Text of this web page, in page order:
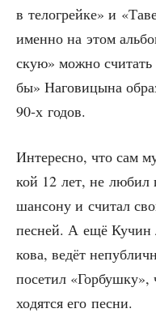
в тело­грей­ке» и
имен­но на этом
скую» мож­но
бы» Наго­ви­цы­на
90‑х годов.
Инте­рес­но, что сам
кой 12 лет, не любил
шан­со­ну и счи­тал
пес­ней. А ещё
ко­ва, ведёт
посе­тил
хо­дят­ся его песни.